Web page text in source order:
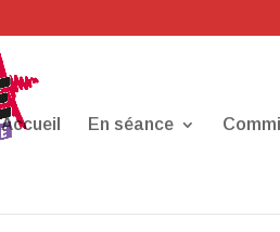
Accueil En séance